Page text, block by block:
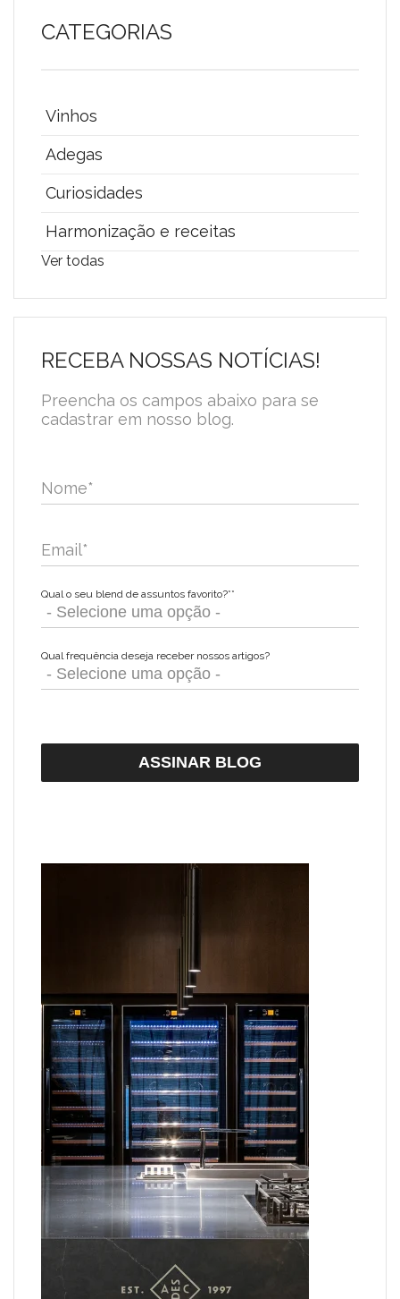
CATEGORIAS
Vinhos
Adegas
Curiosidades
Harmonização e receitas
Ver todas
RECEBA NOSSAS NOTÍCIAS!
Preencha os campos abaixo para se
cadastrar em nosso blog.
Nome*
Email*
Qual o seu blend de assuntos favorito?**
Qual frequência deseja receber nossos artigos?